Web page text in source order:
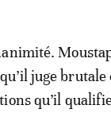
juge brutale
qu’il